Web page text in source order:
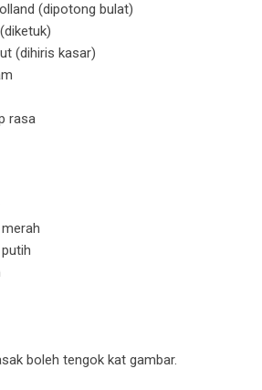
(dipotong bulat)
(dihiris kasar)
rasa
boleh tengok kat gambar.